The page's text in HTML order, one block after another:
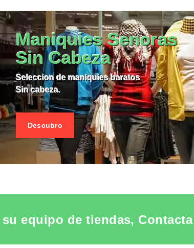
PRODUCTO MANIQUIES VER EL
Maniquies Senoras
Sin Cabeza
Seleccion de maniquies baratos
Sin cabeza.
Descubro
equipo de tiendas,